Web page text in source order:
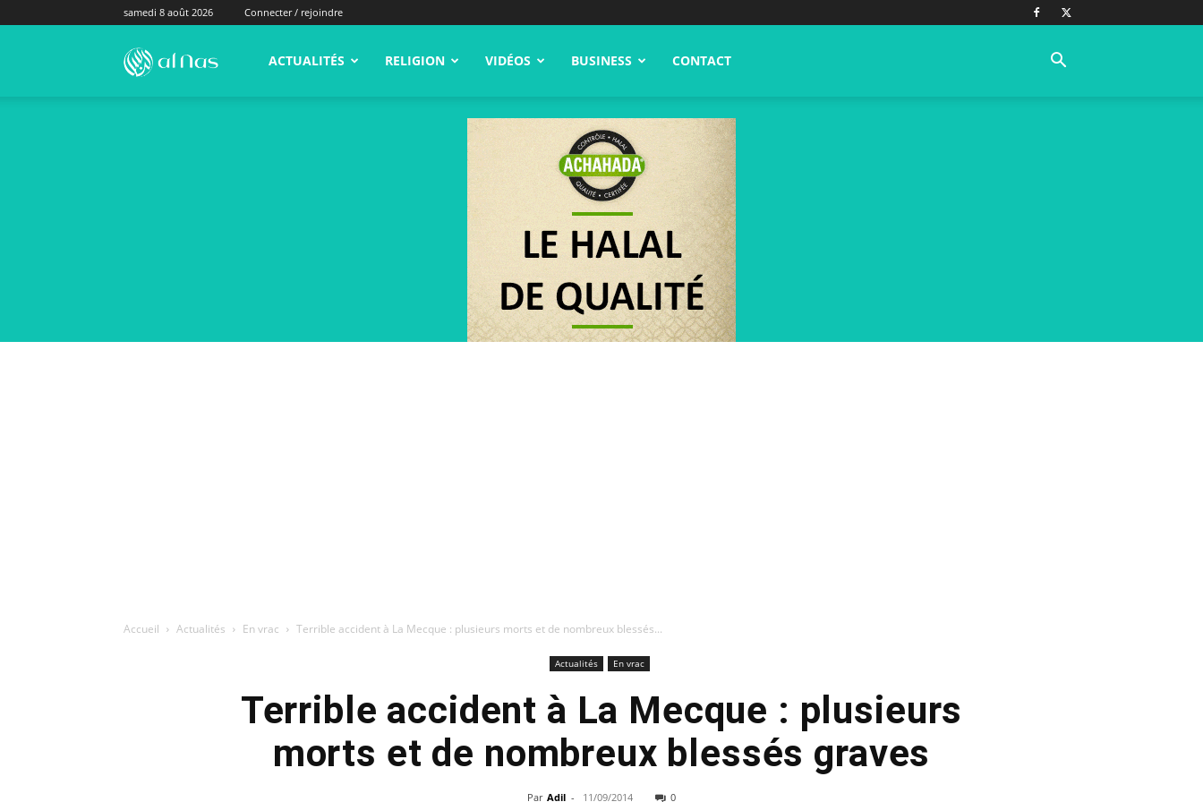
samedi 8 août 2026 Connecter / rejoindre
alNas.fr ACTUALITÉS RELIGION VIDÉOS BUSINESS CONTACT
Accueil Actualités En vrac Terrible accident à La Mecque : plusieurs morts et de nombreux blessés...
Actualités En vrac
Terrible accident à La Mecque : plusieurs
morts et de nombreux blessés graves
Par Adil - 11/09/2014 0